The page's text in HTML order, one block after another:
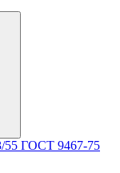
55 ГОСТ 9467-75